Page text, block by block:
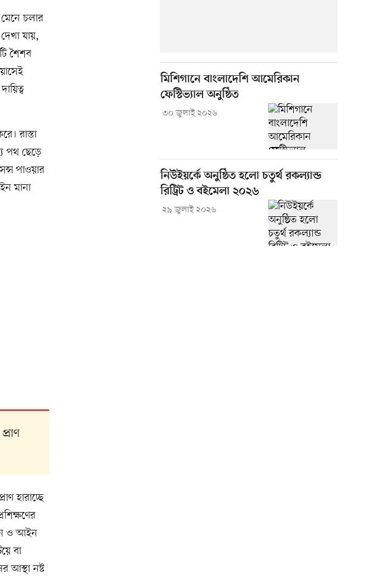
চলার
যায়,
শৈশব
রাস্তা
পথ ছেড়ে
পাওয়ার
মানা
হারাচ্ছে
ও আইন
বা
আস্থা নষ্ট
মিশিগানে বাংলাদেশি আমেরিকান
ফেস্টিভ্যাল অনুষ্ঠিত
৩০ জুলাই ২০২৬
নিউইয়র্কে অনুষ্ঠিত হলো চতুর্থ রকল্যান্ড
রিট্রিট ও বইমেলা ২০২৬
২৯ জুলাই ২০২৬